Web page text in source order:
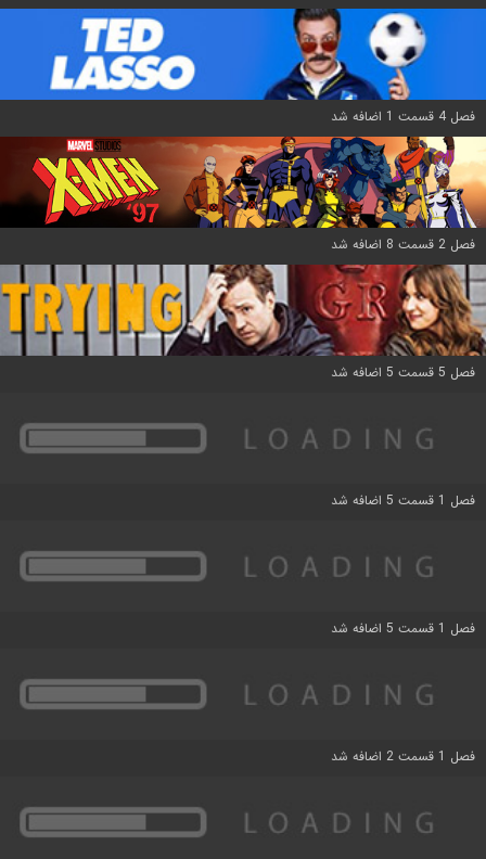
فصل 4 قسمت 1 اضافه شد
فصل 2 قسمت 8 اضافه شد
فصل 5 قسمت 5 اضافه شد
فصل 1 قسمت 5 اضافه شد
فصل 1 قسمت 5 اضافه شد
فصل 1 قسمت 2 اضافه شد